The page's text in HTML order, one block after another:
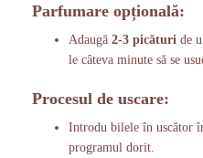
Parfumare opțională:
Adaugă 2-3 picături de
le câteva minute să se
Procesul de uscare:
Introdu bilele în uscător
programul dorit.